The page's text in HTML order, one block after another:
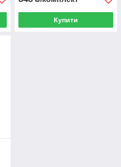
Купити